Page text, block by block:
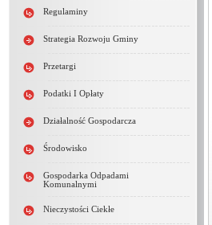
Regulaminy
Strategia Rozwoju Gminy
Przetargi
Podatki I Opłaty
Działalność Gospodarcza
Środowisko
Gospodarka Odpadami
Komunalnymi
Nieczystości Ciekłe